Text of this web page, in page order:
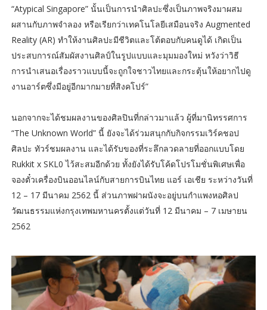
“Atypical Singapore” นั้นเป็นการนำศิลปะซึ่งเป็นภาพจริงมาผสม
ผสานกับภาพจำลอง หรือเรียกว่าเทคโนโลยีเสมือนจริง Augmented
Reality (AR) ทำให้งานศิลปะมีชีวิตและโต้ตอบกับคนดูได้ เกิดเป็น
ประสบการณ์สัมผัสงานศิลป์ในรูปแบบและมุมมองใหม่ หวังว่าวิธี
การนำเสนอเรื่องราวแบบนี้จะถูกใจชาวไทยและกระตุ้นให้อยากไปดู
งานอาร์ตซึ่งมีอยู่อีกมากมายที่สิงคโปร์”
นอกจากจะได้ชมผลงานของศิลปินที่กล่าวมาแล้ว ผู้ที่มานิทรรศการ
“The Unknown World” นี้ ยังจะได้ร่วมสนุกกับกิจกรรมเวิร์คชอป
ศิลปะ ทัวร์ชมผลงาน และได้รับของที่ระลึกลวดลายที่ออกแบบโดย
Rukkit x SKL0 ไว้สะสมอีกด้วย ทั้งยังได้รับโค้ดโปรโมชั่นพิเศษเพื่อ
จองตั๋วเครื่องบินออนไลน์กับสายการบินไทย แอร์ เอเชีย ระหว่างวันที่
12 – 17 มีนาคม 2562 นี้ ส่วนภาพฝาผนังจะอยู่บนกำแพงหอศิลป
วัฒนธรรมแห่งกรุงเทพมหานครตั้งแต่วันที่ 12 มีนาคม – 7 เมษายน
2562